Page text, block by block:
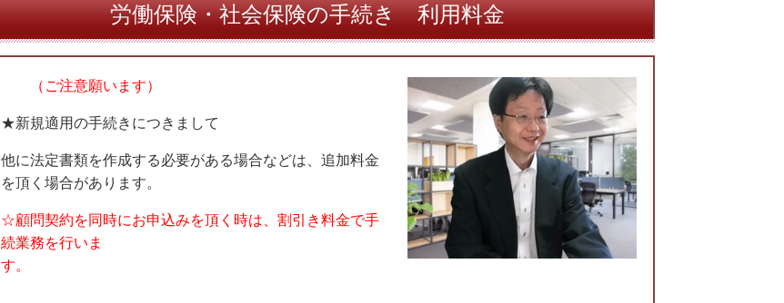
労働保険・社会保険の手続き 利用料金
（ご注意願います）
★新規適用の手続きにつきまして
他に法定書類を作成する必要がある場合などは、追加料金
を頂く場合があります。
☆顧問契約を同時にお申込みを頂く時は、割引き料金で手
続業務を行いま
す。